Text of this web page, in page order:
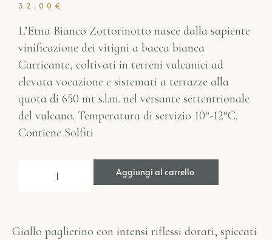
32,00 €
L’Etna Bianco Zottorinotto nasce dalla sapiente
vinificazione dei vitigni a bacca bianca
Carricante, coltivati in terreni vulcanici ad
elevata vocazione e sistemati a terrazze alla
quota di 650 mt s.l.m. nel versante settentrionale
del vulcano. Temperatura di servizio 10°-12°C.
Contiene Solfiti
Aggiungi al carrello
Giallo paglierino con intensi riflessi dorati, spiccati